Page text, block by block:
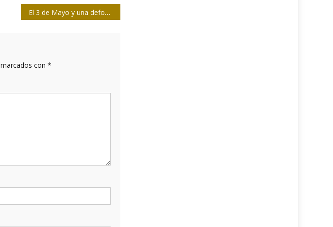
El 3 de Mayo y una deformación de conceptos
con *